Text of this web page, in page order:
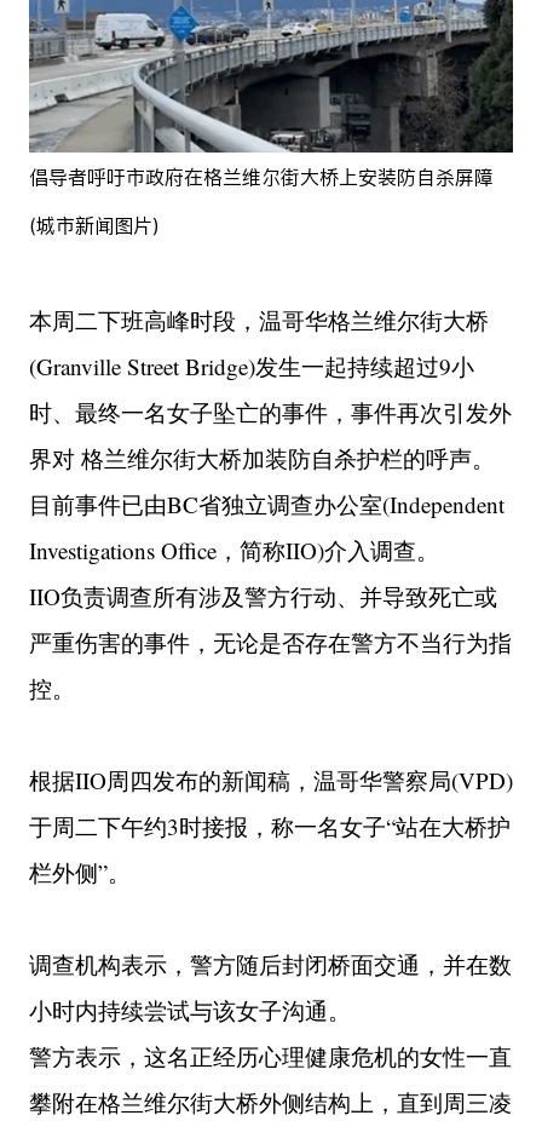
倡导者呼吁市政府在格兰维尔街大桥上安装防自杀屏障
(城市新闻图片)
本周二下班高峰时段，温哥华格兰维尔街大桥
(Granville Street Bridge)发生一起持续超过9小
时、最终一名女子坠亡的事件，事件再次引发外
界对 格兰维尔街大桥加装防自杀护栏的呼声。
目前事件已由BC省独立调查办公室(Independent
Investigations Office，简称IIO)介入调查。
IIO负责调查所有涉及警方行动、并导致死亡或
严重伤害的事件，无论是否存在警方不当行为指
控。
根据IIO周四发布的新闻稿，温哥华警察局(VPD)
于周二下午约3时接报，称一名女子“站在大桥护
栏外侧”。
调查机构表示，警方随后封闭桥面交通，并在数
小时内持续尝试与该女子沟通。
警方表示，这名正经历心理健康危机的女性一直
攀附在格兰维尔街大桥外侧结构上，直到周三凌